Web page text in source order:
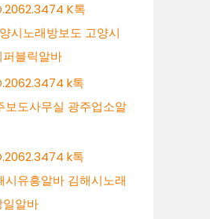
K톡
시노래방보도 고양시
블릭알바
k톡
도사무실 광주업소알
k톡
유흥알바 김해시노래
일알바